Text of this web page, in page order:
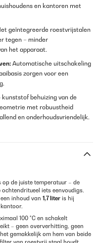
en kantoren met
geïntegreerde roestvrijstalen
tegen – minder
het apparaat.
Automatische uitschakeling
zorgen voor een
behuizing van de
met robuustheid
en onderhoudsvriendelijk.
op de juiste temperatuur – de
iets eenvoudigs.
inhoud van 1,7 liter is hij
100 °C en schakelt
– geen oververhitting, geen
gemakkelijk om hem van beide